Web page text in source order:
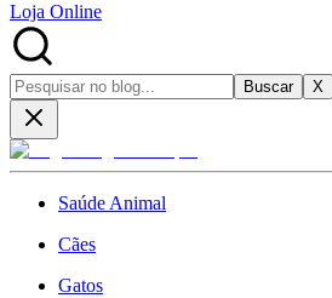
Loja Online
Buscar X
Saúde Animal
Cães
Gatos